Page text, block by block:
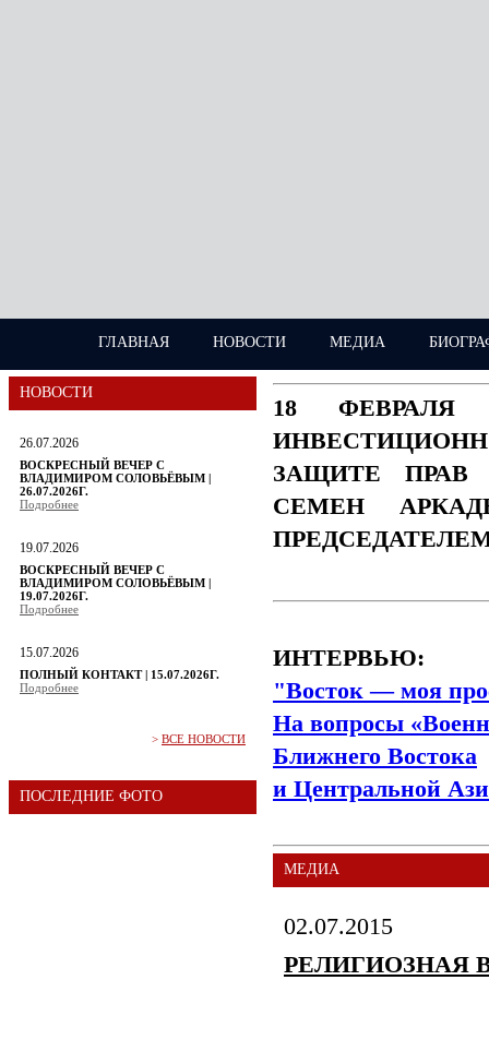
ГЛАВНАЯ НОВОСТИ МЕДИА
НОВОСТИ
26.07.2026
ВОСКРЕСНЫЙ ВЕЧЕР С
ВЛАДИМИРОМ СОЛОВЬЁВЫМ |
26.07.2026Г.
Подробнее
19.07.2026
ВОСКРЕСНЫЙ ВЕЧЕР С
ВЛАДИМИРОМ СОЛОВЬЁВЫМ |
19.07.2026Г.
Подробнее
15.07.2026
ПОЛНЫЙ КОНТАКТ | 15.07.2026Г.
Подробнее
> ВСЕ НОВОСТИ
ПОСЛЕДНИЕ ФОТО
18 ФЕВРАЛЯ
ЗАЩИТЕ ПРАВ
СЕМЕН
ИНТЕРВЬЮ:
"Восток — моя
На вопросы
Ближнего Востока
и Центральной
МЕДИА
02.07.2015
РЕЛИГИОЗНАЯ